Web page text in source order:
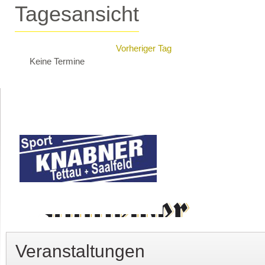
Tagesansicht
Vorheriger Tag
Keine Termine
Veranstaltungen